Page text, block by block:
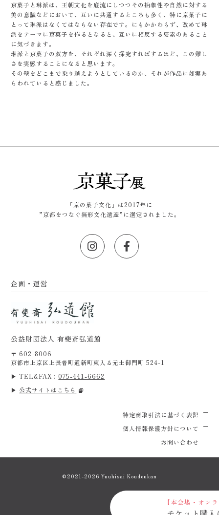
【本会場・オン
京菓子と琳派は、王朝文化を底流にしつつその抽象性や自然に対する
美の意識などにおいて、互いに共通するところも多く、特に京菓子に
とって琳派はなくてはならない存在です。にもかかわらず、改めて琳
派をテーマに京菓子を作るとなると、互いに相反する要素のあること
に気づきます。
琳派と京菓子の双方を、それぞれ深く探究すればするほど、この難し
さを実感することになると思います。
その壁をどこまで乗り越えようとしているのか、それが作品に如実あ
らわれていると感じました。
「京の菓子文化」は2017年に
”京都をつなぐ無形文化遺産”に選定されました。
企画・運営
公益財団法人 有斐斎弘道館
〒 602-8006
京都市上京区上長者町通新町東入る元土御門町 524-1
▶ TEL&FAX：075-441-6662
▶公式サイトはこちら
特定商取引法に基づく表記
個人情報保護方針について
お問い合わせ
©2021-2026 Yuuhisai Koudoukan